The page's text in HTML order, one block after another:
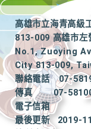
高雄市立海青高級
813-009 高雄市左
No.1, Zuoying
City 813-009,
聯絡電話
07-
傳真
07-
電子信箱
最後更新
2019-